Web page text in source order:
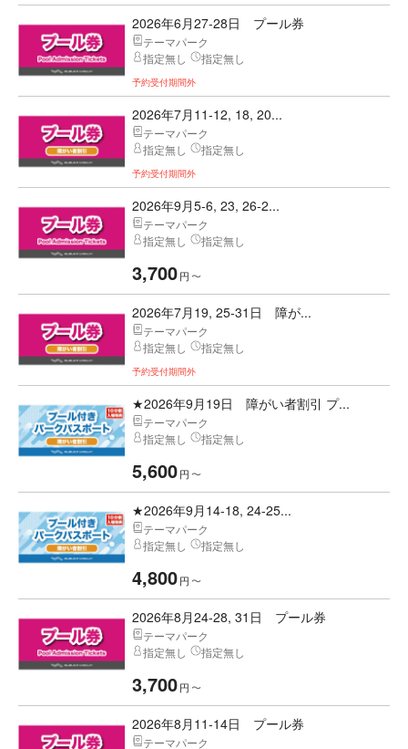
2026年6月27-28日 プール券
テーマパーク
指定無し
指定無し
予約受付期間外
2026年7月11-12, 18, 20...
テーマパーク
指定無し
指定無し
予約受付期間外
2026年9月5-6, 23, 26-2...
テーマパーク
指定無し
指定無し
3,700円 〜
2026年7月19, 25-31日 障が...
テーマパーク
指定無し
指定無し
予約受付期間外
★2026年9月19日 障がい者割引 プ...
テーマパーク
指定無し
指定無し
5,600円 〜
★2026年9月14-18, 24-25...
テーマパーク
指定無し
指定無し
4,800円 〜
2026年8月24-28, 31日 プール券
テーマパーク
指定無し
指定無し
3,700円 〜
2026年8月11-14日 プール券
テーマパーク